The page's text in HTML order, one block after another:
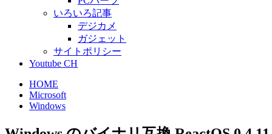
いろいろ記事
デジカメ
ガジェット
サイトポリシー
Youtube CH
HOME
Microsoft
Windows